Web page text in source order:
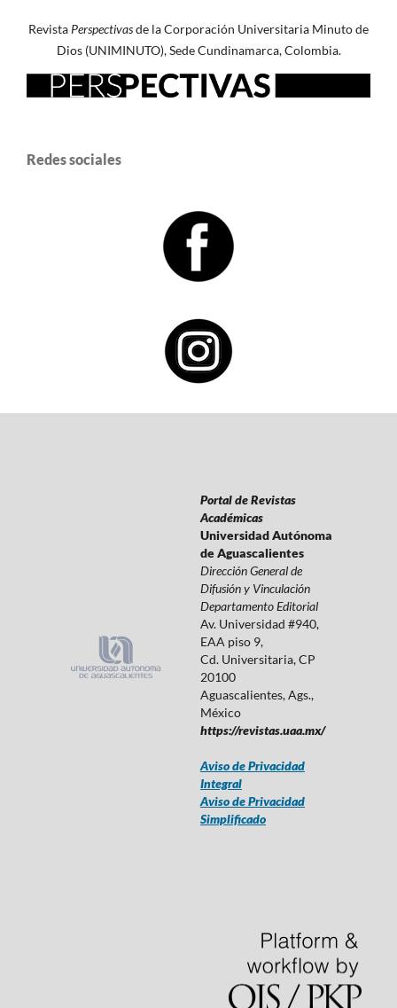
Revista Perspectivasde la Corporación Universitaria Minuto de
Dios (UNIMINUTO), Sede Cundinamarca, Colombia.
Redes sociales
Portal de Revistas
Académicas
Universidad Autónoma
de Aguascalientes
Dirección General de
Difusión y Vinculación
Departamento Editorial
Av. Universidad #940,
EAA piso 9,
Cd. Universitaria, CP
20100
Aguascalientes, Ags.,
México
https://revistas.uaa.mx/
Aviso de Privacidad
Integral
Aviso de Privacidad
Simplificado